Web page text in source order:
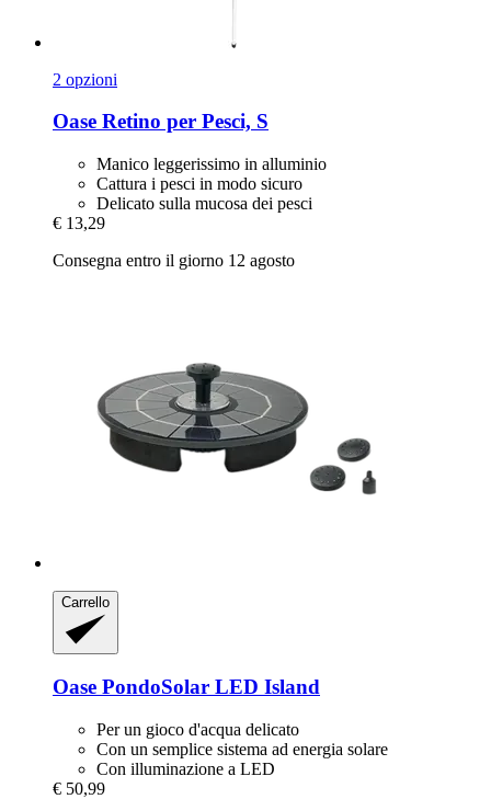
2 opzioni
Oase Retino per Pesci, S
Manico leggerissimo in alluminio
Cattura i pesci in modo sicuro
Delicato sulla mucosa dei pesci
€ 13,29
Consegna entro il giorno 12 agosto
Carrello
Oase PondoSolar LED Island
Per un gioco d'acqua delicato
Con un semplice sistema ad energia solare
Con illuminazione a LED
€ 50,99